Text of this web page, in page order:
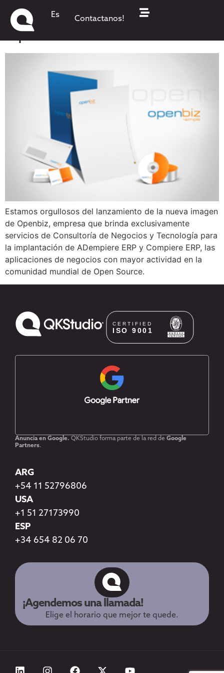
Es Contactanos!
Nueva imagen para
OpenBiz!
Estamos orgullosos del lanzamiento de la nueva imagen
de Openbiz, empresa que brinda exclusivamente
servicios de Consultoría de Negocios y Tecnología para
la implantación de ADempiere ERP y Compiere ERP, las
aplicaciones de negocios con mayor actividad en la
comunidad mundial de Open Source.
Anuncia en Google. QKStudio forma parte de la red de Google
Partners.
ARG
+54 11 52796806
USA
+1 51 27173990
ESP
+34 654 82 06 70
¡Agendemos una llamada!
Elige el horario que mejor te quede.